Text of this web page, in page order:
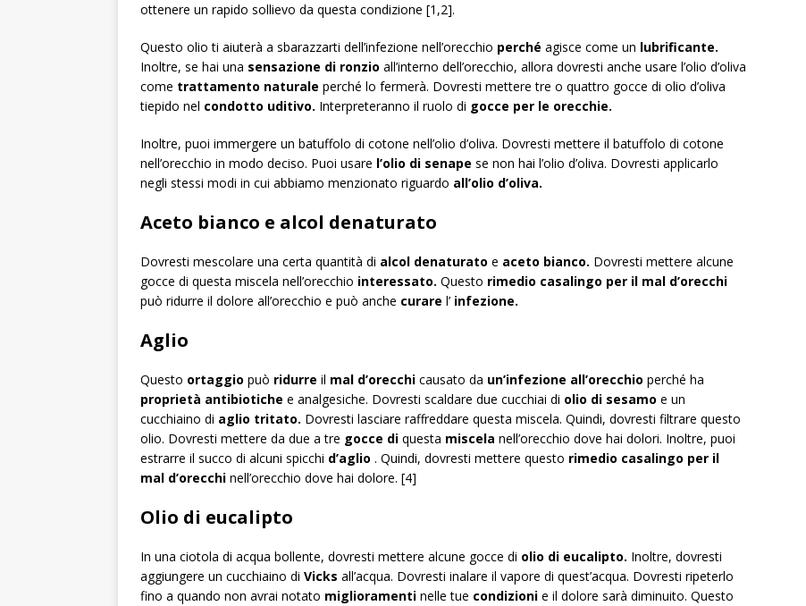
ottenere un rapido sollievo da questa condizione [1,2].
Questo olio ti aiuterà a sbarazzarti dell’infezione nell’orecchio perché agisce come un lubrificante.
Inoltre, se hai una sensazione di ronzio all’interno dell’orecchio, allora dovresti anche usare l’olio d’oliva
come trattamento naturale perché lo fermerà. Dovresti mettere tre o quattro gocce di olio d’oliva
tiepido nel condotto uditivo. Interpreteranno il ruolo di gocce per le orecchie.
Inoltre, puoi immergere un batuffolo di cotone nell’olio d’oliva. Dovresti mettere il batuffolo di cotone
nell’orecchio in modo deciso. Puoi usare l’olio di senape se non hai l’olio d’oliva. Dovresti applicarlo
negli stessi modi in cui abbiamo menzionato riguardo all’olio d’oliva.
Aceto bianco e alcol denaturato
Dovresti mescolare una certa quantità di alcol denaturato e aceto bianco. Dovresti mettere alcune
gocce di questa miscela nell’orecchio interessato. Questo rimedio casalingo per il mal d’orecchi
può ridurre il dolore all’orecchio e può anche curare l’ infezione.
Aglio
Questo ortaggio può ridurre il mal d’orecchi causato da un’infezione all’orecchio perché ha
proprietà antibiotiche e analgesiche. Dovresti scaldare due cucchiai di olio di sesamo e un
cucchiaino di aglio tritato. Dovresti lasciare raffreddare questa miscela. Quindi, dovresti filtrare questo
olio. Dovresti mettere da due a tre gocce di questa miscela nell’orecchio dove hai dolori. Inoltre, puoi
estrarre il succo di alcuni spicchi d’aglio . Quindi, dovresti mettere questo rimedio casalingo per il
mal d’orecchi nell’orecchio dove hai dolore. [4]
Olio di eucalipto
In una ciotola di acqua bollente, dovresti mettere alcune gocce di olio di eucalipto. Inoltre, dovresti
aggiungere un cucchiaino di Vicks all’acqua. Dovresti inalare il vapore di quest’acqua. Dovresti ripeterlo
fino a quando non avrai notato miglioramenti nelle tue condizioni e il dolore sarà diminuito. Questo